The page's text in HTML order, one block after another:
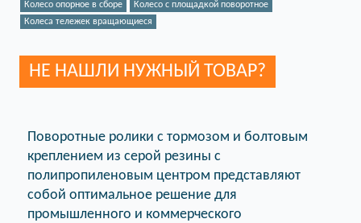
Колесо опорное в сборе
Колесо с площадкой поворотное
Колеса тележек вращающиеся
НЕ НАШЛИ НУЖНЫЙ ТОВАР?
Поворотные ролики с тормозом и болтовым
креплением из серой резины с
полипропиленовым центром представляют
собой оптимальное решение для
промышленного и коммерческого